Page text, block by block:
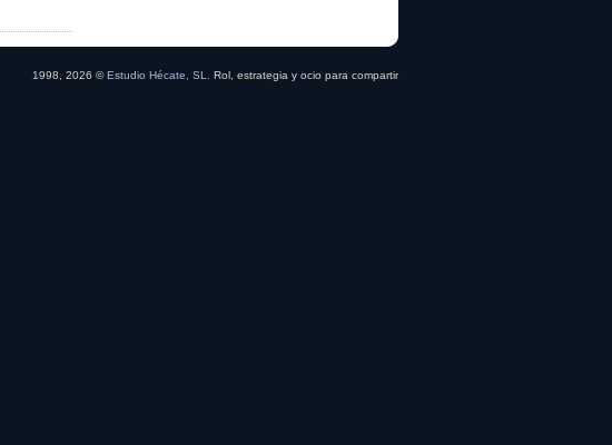
1998, 2026 ©Estudio Hécate, SL . Rol, estrategia y ocio para compartir